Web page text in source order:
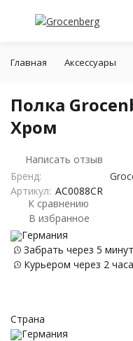
Главная Аксессуары
Полка
Хром
Написать отзыв
Бренд:
Артикул: AC0088CR
К сравнению
В избранное
Германия
Забрать через 5
Курьером через 2
Страна
Германия